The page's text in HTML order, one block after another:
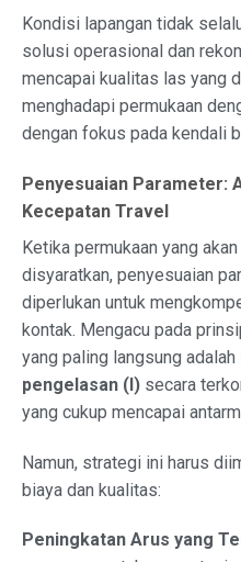
Kondisi lapangan tidak
solusi operasional dan
mencapai kualitas las yang
menghadapi permukaan
dengan fokus pada kendali
Penyesuaian Parameter:
Kecepatan Travel
Ketika permukaan yang
disyaratkan, penyesuaian
diperlukan untuk
kontak. Mengacu pada
yang paling langsung adalah
pengelasan (I) secara
yang cukup mencapai
Namun, strategi ini harus
biaya dan kualitas:
Peningkatan Arus yang